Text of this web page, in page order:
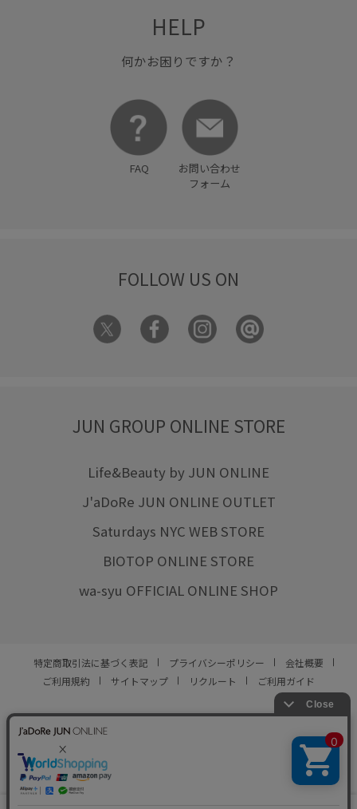
取り外し可能 取り外し可能なショルダー
履きやすい 接触冷感
洗濯OK 洗濯機で洗える
艶感 薄手 謝恩会・パーティー
HELP
何かお困りですか？
FAQ
お問い合わせ
フォーム
FOLLOW US ON
JUN GROUP ONLINE STORE
Life&Beauty by JUN ONLINE
J'aDoRe JUN ONLINE OUTLET
Saturdays NYC WEB STORE
BIOTOP ONLINE STORE
wa-syu OFFICIAL ONLINE SHOP
特定商取引法に基づく表記 プライバシーポリシー
会社概要
ご利用規約
サイトマップ リクルート ご利用ガイド
© JUN CO.,LTD. ALL RIGHTS RESERVED.